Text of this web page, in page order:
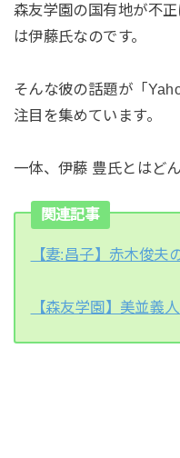
森友学園の国有地が不
は伊藤氏なのです。
そんな彼の話題が「
注目を集めています。
一体、伊藤 豊氏とはど
関連記事
【妻:昌子】赤木俊夫
【森友学園】美並義